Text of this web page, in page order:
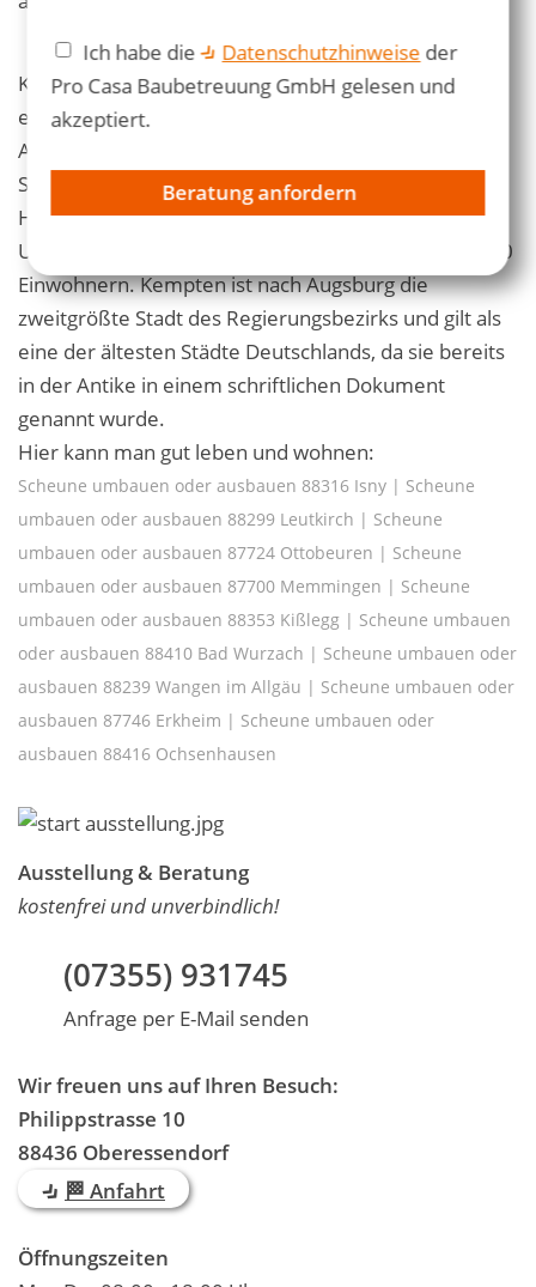
Kempten (Allgäu) (allgäuerisch Kempte im Allgai) ist
eine kreisfreie Stadt mit über 70.000 Einwohnern im
Allgäu im bayerischen Regierungsbezirk Schwaben.
Sie ist das Ober-, Schul-, Verwaltungs- und
Handelszentrum der umliegenden Wirtschafts-,
Urlaubs- und Planungsregion Allgäu mit rund 470.000
Einwohnern. Kempten ist nach Augsburg die
zweitgrößte Stadt des Regierungsbezirks und gilt als
eine der ältesten Städte Deutschlands, da sie bereits
in der Antike in einem schriftlichen Dokument
genannt wurde.
Hier kann man gut leben und wohnen:
Scheune umbauen oder ausbauen 88316 Isny | Scheune
umbauen oder ausbauen 88299 Leutkirch | Scheune
umbauen oder ausbauen 87724 Ottobeuren | Scheune
umbauen oder ausbauen 87700 Memmingen | Scheune
umbauen oder ausbauen 88353 Kißlegg | Scheune umbauen
oder ausbauen 88410 Bad Wurzach | Scheune umbauen oder
ausbauen 88239 Wangen im Allgäu | Scheune umbauen oder
ausbauen 87746 Erkheim | Scheune umbauen oder
ausbauen 88416 Ochsenhausen
Ich habe die Datenschutzhinweise der
Pro Casa Baubetreuung GmbH gelesen und
akzeptiert.
Beratung anfordern
Ausstellung & Beratung
kostenfrei und unverbindlich!
(07355) 931745
Anfrage per E-Mail senden
Wir freuen uns auf Ihren Besuch:
Philippstrasse 10
88436 Oberessendorf
🏁 Anfahrt
Öffnungszeiten